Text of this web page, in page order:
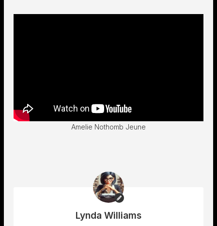
Amelie Nothomb Jeune
Lynda Williams